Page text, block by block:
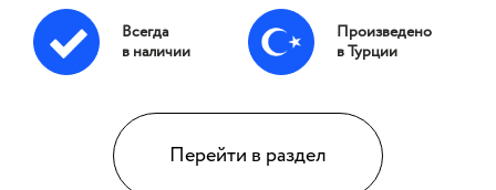
Всегда
в наличии
Произведено
в Турции
Перейти в раздел